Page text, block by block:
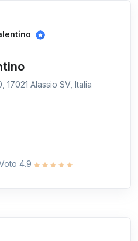
Alassio SV, Italia
4.9